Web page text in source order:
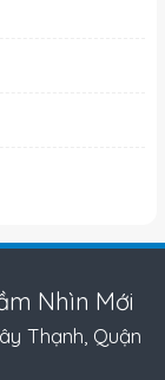
Nhìn Mới
Thạnh, Quận